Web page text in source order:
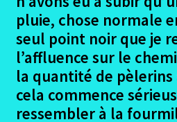
Valença Padron Santiago
Valença Le Projet
Valença les participants
pluie, chose normale
seul point noir que je
l’affluence sur le
la quantité de
cela commence
ressembler à la